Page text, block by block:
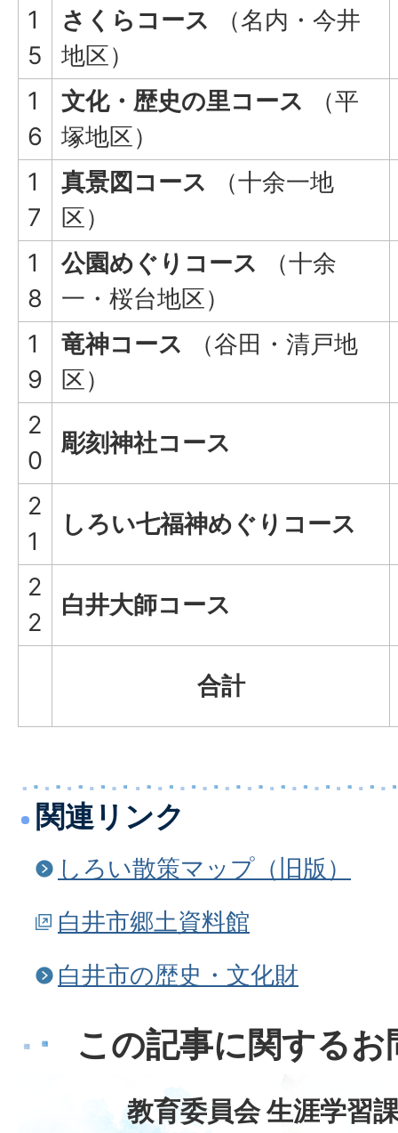
1
5
さくらコース （名内・今井
地区）
1
6
文化・歴史の里コース （平
塚地区）
1
7
真景図コース （十余一地
区）
1
8
公園めぐりコース （十余
一・桜台地区）
1
9
竜神コース （谷田・清戸地
区）
2
0
彫刻神社コース
2
1
しろい七福神めぐりコース
2
2
白井大師コース
合計
関連リンク
しろい散策マップ（旧版）
白井市郷土資料館
白井市の歴史・文化財
この記事に関する
教育委員会 生涯学習